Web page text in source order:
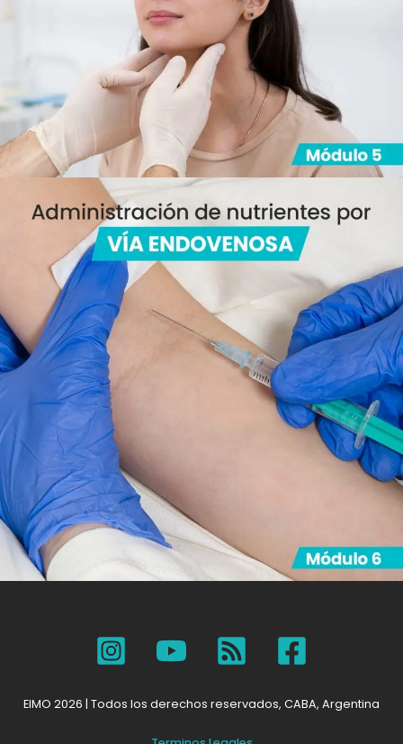
EIMO 2026 | Todos los derechos reservados, CABA, Argentina